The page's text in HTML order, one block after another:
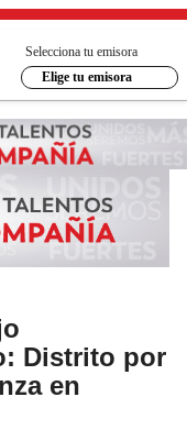
Selecciona tu emisora
Elige tu emisora
Distrito por
en